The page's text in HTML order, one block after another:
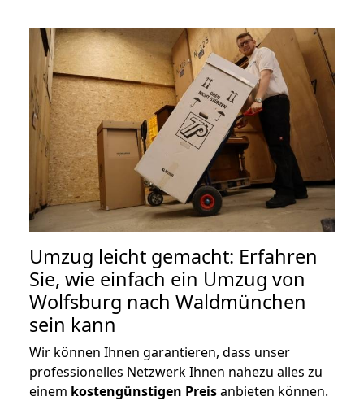
Umzug leicht gemacht: Erfahren
Sie, wie einfach ein Umzug von
Wolfsburg nach Waldmünchen
sein kann
Wir können Ihnen garantieren, dass unser
professionelles Netzwerk Ihnen nahezu alles zu
einem kostengünstigen Preisanbieten können.